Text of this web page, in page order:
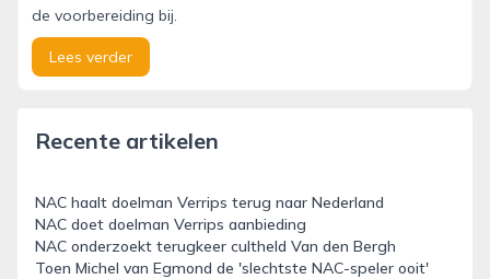
de voorbereiding bij.
Lees verder
Recente artikelen
NAC haalt doelman Verrips terug naar Nederland
NAC doet doelman Verrips aanbieding
NAC onderzoekt terugkeer cultheld Van den Bergh
Toen Michel van Egmond de 'slechtste NAC-speler ooit'